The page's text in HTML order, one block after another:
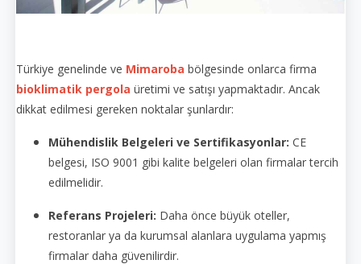
Türkiye genelinde ve Mimaroba bölgesinde onlarca firma
bioklimatik pergola üretimi ve satışı yapmaktadır. Ancak
dikkat edilmesi gereken noktalar şunlardır:
Mühendislik Belgeleri ve Sertifikasyonlar: CE
belgesi, ISO 9001 gibi kalite belgeleri olan firmalar tercih
edilmelidir.
Referans Projeleri: Daha önce büyük oteller,
restoranlar ya da kurumsal alanlara uygulama yapmış
firmalar daha güvenilirdir.